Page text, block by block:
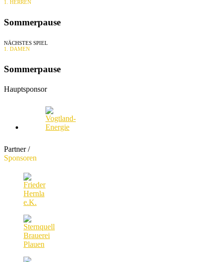
1. HERREN
Sommerpause
NÄCHSTES SPIEL
1. DAMEN
Sommerpause
Hauptsponsor
Partner /
Sponsoren